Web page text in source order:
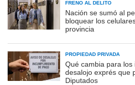
FRENO AL DELITO
Nación se sumó al
bloquear los
provincia
PROPIEDAD PRIVADA
Qué cambia para
desalojo exprés que
Diputados